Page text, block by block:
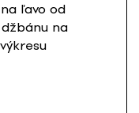
ľavo od
na